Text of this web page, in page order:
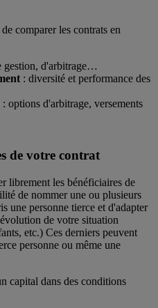
comparer les contrats en
gestion, d'arbitrage…
: diversité et performance des
: options d'arbitrage, versements
de votre contrat
librement les bénéficiaires de
de nommer une ou plusieurs
une personne tierce et d'adapter
de votre situation
etc.) Ces derniers peuvent
personne ou même une
capital dans des conditions